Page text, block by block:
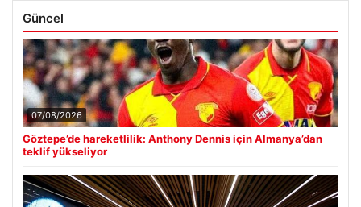
Güncel
07/08/2026
Göztepe’de hareketlilik: Anthony Dennis için Almanya’dan
teklif yükseliyor